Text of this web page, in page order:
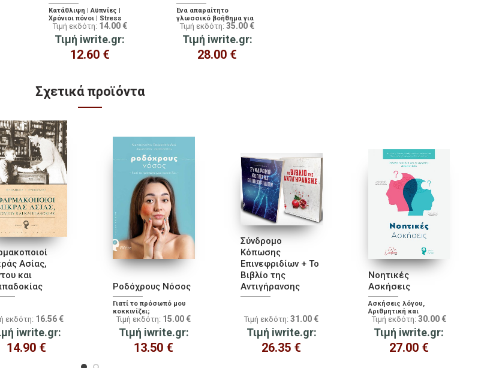
Κατάθλιψη | Αϋπνίες |
Χρόνιοι πόνοι | Stress
Μύθοι &
Πραγματικότητα
Τιμή εκδότη: 14.00 €
Τιμή iwrite.gr:
12.60 €
Ένα απαραίτητο
γλωσσικό βοήθημα για
γιατρούς και
νοσηλευτές
Τιμή εκδότη:35.00 €
Τιμή iwrite.gr:
28.00 €
Σχετικά προϊόντα
Ασίας,
και
εκδότη: 16.56 €
iwrite.gr:
14.90 €
Ροδόχρους Νόσος
Γιατί το πρόσωπό μου
κοκκινίζει;
Τιμή εκδότη: 15.00 €
Τιμή iwrite.gr:
13.50 €
Σύνδρομο
Κόπωσης
Επινεφριδίων + Το
Βιβλίο της
Αντιγήρανσης
Τιμή εκδότη:31.00 €
Τιμή iwrite.gr:
26.35 €
Νοητικές
Ασκήσεις
Ασκήσεις λόγου,
Αριθμητική και
Ανάγνωση,
Προσανατολισμός στην
Επικαιρότητα
Τιμή εκδότη: 30.00 €
Τιμή iwrite.gr:
27.00 €